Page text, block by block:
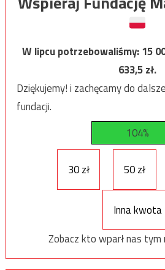
W lipcu potrzebowaliśmy:15
633,5zł.
Dziękujemy! i zachęcamy do
fundacji.
104%
30 zł 50 zł
Inna kwota
Zobacz kto wparł nas tym